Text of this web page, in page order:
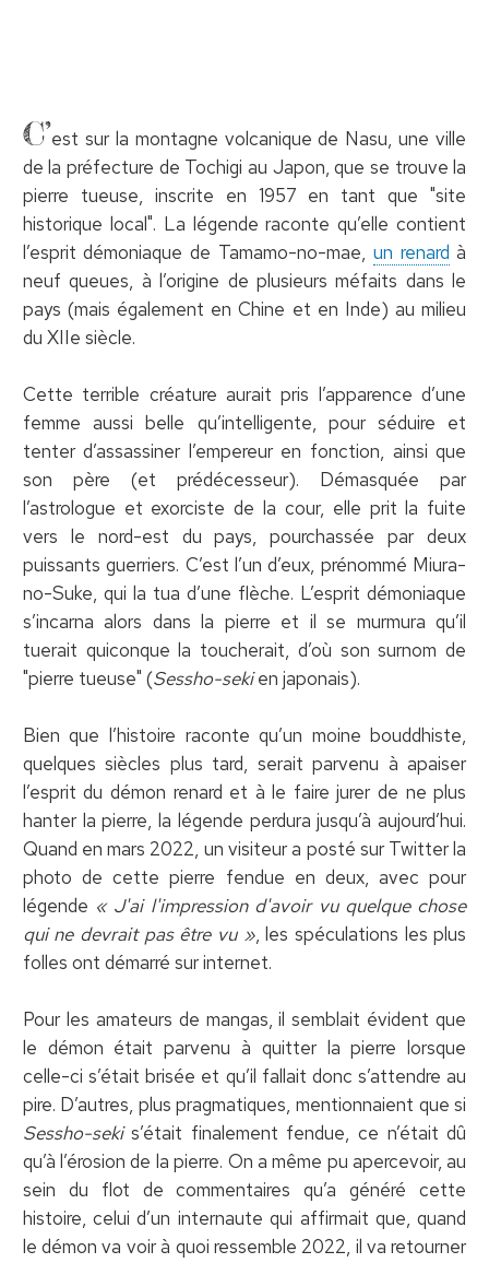
C’est sur la montagne volcanique de Nasu, une ville
de la préfecture de Tochigi au Japon, que se trouve la
pierre tueuse, inscrite en 1957 en tant que "site
historique local". La légende raconte qu’elle contient
l’esprit démoniaque de Tamamo-no-mae, un renard à
neuf queues, à l’origine de plusieurs méfaits dans le
pays (mais également en Chine et en Inde) au milieu
du XIIe siècle.
Cette terrible créature aurait pris l’apparence d’une
femme aussi belle qu’intelligente, pour séduire et
tenter d’assassiner l’empereur en fonction, ainsi que
son père (et prédécesseur). Démasquée par
l’astrologue et exorciste de la cour, elle prit la fuite
vers le nord-est du pays, pourchassée par deux
puissants guerriers. C’est l’un d’eux, prénommé Miura-
no-Suke, qui la tua d’une flèche. L’esprit démoniaque
s’incarna alors dans la pierre et il se murmura qu’il
tuerait quiconque la toucherait, d’où son surnom de
"pierre tueuse" (Sessho-sekien japonais).
Bien que l’histoire raconte qu’un moine bouddhiste,
quelques siècles plus tard, serait parvenu à apaiser
l’esprit du démon renard et à le faire jurer de ne plus
hanter la pierre, la légende perdura jusqu’à aujourd’hui.
Quand en mars 2022, un visiteur a posté sur Twitter la
photo de cette pierre fendue en deux, avec pour
légende « J'ai l'impression d'avoir vu quelque chose
qui ne devrait pas être vu », les spéculations les plus
folles ont démarré sur internet.
Pour les amateurs de mangas, il semblait évident que
le démon était parvenu à quitter la pierre lorsque
celle-ci s’était brisée et qu’il fallait donc s’attendre au
pire. D’autres, plus pragmatiques, mentionnaient que si
Sessho-sekis’était finalement fendue, ce n’était dû
qu’à l’érosion de la pierre. On a même pu apercevoir, au
sein du flot de commentaires qu’a généré cette
histoire, celui d’un internaute qui affirmait que, quand
le démon va voir à quoi ressemble 2022, il va retourner